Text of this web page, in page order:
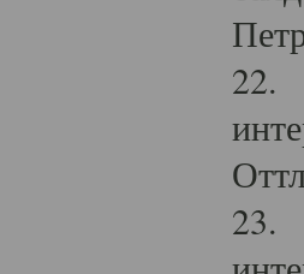
22.
23.